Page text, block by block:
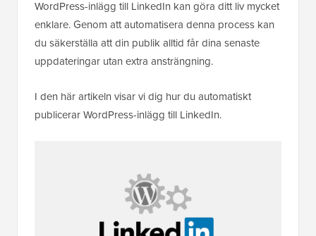
WordPress-inlägg till LinkedIn kan göra ditt liv mycket
enklare. Genom att automatisera denna process kan
du säkerställa att din publik alltid får dina senaste
uppdateringar utan extra ansträngning.
I den här artikeln visar vi dig hur du automatiskt
publicerar WordPress-inlägg till LinkedIn.